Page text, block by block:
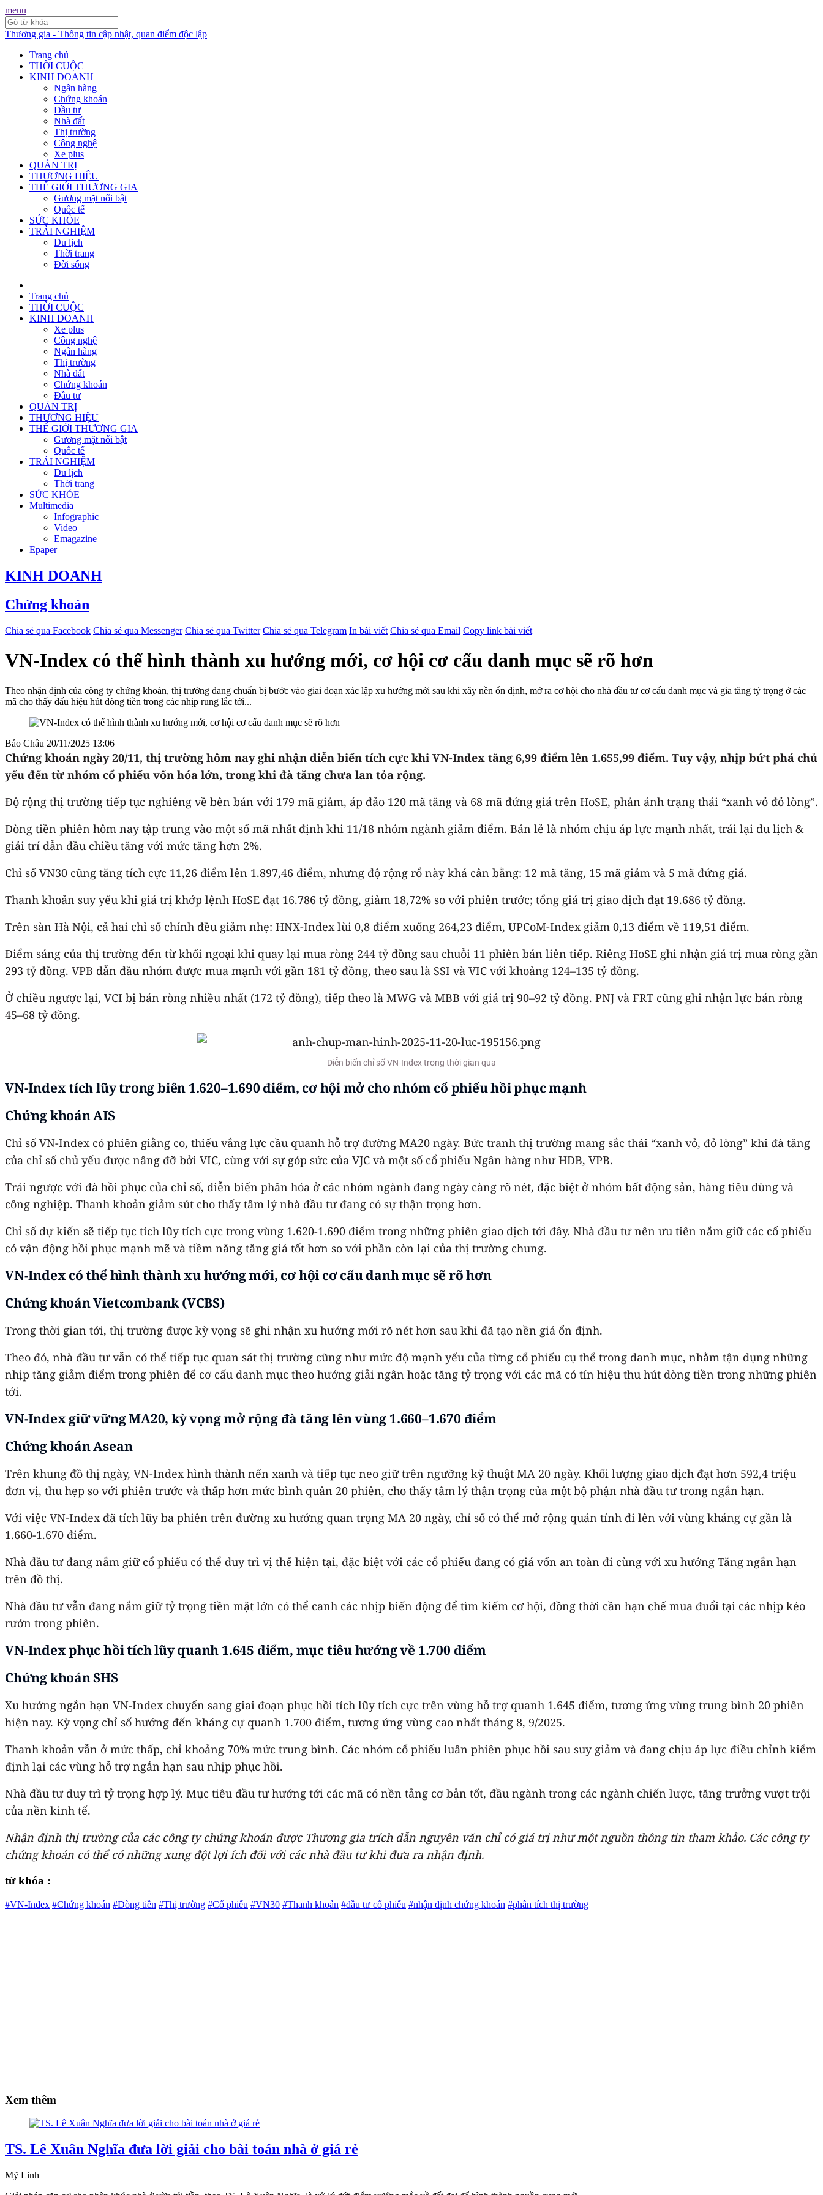
menu
Thương gia - Thông tin cập nhật, quan điểm độc lập
Trang chủ
THỜI CUỘC
KINH DOANH
Ngân hàng
Chứng khoán
Đầu tư
Nhà đất
Thị trường
Công nghệ
Xe plus
QUẢN TRỊ
THƯƠNG HIỆU
THẾ GIỚI THƯƠNG GIA
Gương mặt nổi bật
Quốc tế
SỨC KHỎE
TRẢI NGHIỆM
Du lịch
Thời trang
Đời sống
Trang chủ
THỜI CUỘC
KINH DOANH
Xe plus
Công nghệ
Ngân hàng
Thị trường
Nhà đất
Chứng khoán
Đầu tư
QUẢN TRỊ
THƯƠNG HIỆU
THẾ GIỚI THƯƠNG GIA
Gương mặt nổi bật
Quốc tế
TRẢI NGHIỆM
Du lịch
Thời trang
SỨC KHỎE
Multimedia
Infographic
Video
Emagazine
Epaper
KINH DOANH
Chứng khoán
Chia sẻ qua Facebook Chia sẻ qua Messenger Chia sẻ qua Twitter Chia sẻ qua Telegram In bài viết Chia sẻ qua Email Copy link bài viết
VN-Index có thể hình thành xu hướng mới, cơ hội cơ cấu danh mục sẽ rõ hơn
Theo nhận định của công ty chứng khoán, thị trường đang chuẩn bị bước vào giai đoạn xác lập xu hướng mới sau khi xây nền ổn định, mở ra cơ hội cho nhà đầu tư cơ cấu danh mục và gia tăng tỷ trọng ở các
mã cho thấy dấu hiệu hút dòng tiền trong các nhịp rung lắc tới...
Bảo Châu 20/11/2025 13:06
Chứng khoán ngày 20/11, thị trường hôm nay ghi nhận diễn biến tích cực khi VN-Index tăng 6,99 điểm lên 1.655,99 điểm. Tuy vậy, nhịp bứt phá chủ
yếu đến từ nhóm cổ phiếu vốn hóa lớn, trong khi đà tăng chưa lan tỏa rộng.
Độ rộng thị trường tiếp tục nghiêng về bên bán với 179 mã giảm, áp đảo 120 mã tăng và 68 mã đứng giá trên HoSE, phản ánh trạng thái “xanh vỏ đỏ lòng”.
Dòng tiền phiên hôm nay tập trung vào một số mã nhất định khi 11/18 nhóm ngành giảm điểm. Bán lẻ là nhóm chịu áp lực mạnh nhất, trái lại du lịch &
giải trí dẫn đầu chiều tăng với mức tăng hơn 2%.
Chỉ số VN30 cũng tăng tích cực 11,26 điểm lên 1.897,46 điểm, nhưng độ rộng rổ này khá cân bằng: 12 mã tăng, 15 mã giảm và 5 mã đứng giá.
Thanh khoản suy yếu khi giá trị khớp lệnh HoSE đạt 16.786 tỷ đồng, giảm 18,72% so với phiên trước; tổng giá trị giao dịch đạt 19.686 tỷ đồng.
Trên sàn Hà Nội, cả hai chỉ số chính đều giảm nhẹ: HNX-Index lùi 0,8 điểm xuống 264,23 điểm, UPCoM-Index giảm 0,13 điểm về 119,51 điểm.
Điểm sáng của thị trường đến từ khối ngoại khi quay lại mua ròng 244 tỷ đồng sau chuỗi 11 phiên bán liên tiếp. Riêng HoSE ghi nhận giá trị mua ròng gần
293 tỷ đồng. VPB dẫn đầu nhóm được mua mạnh với gần 181 tỷ đồng, theo sau là SSI và VIC với khoảng 124–135 tỷ đồng.
Ở chiều ngược lại, VCI bị bán ròng nhiều nhất (172 tỷ đồng), tiếp theo là MWG và MBB với giá trị 90–92 tỷ đồng. PNJ và FRT cũng ghi nhận lực bán ròng
45–68 tỷ đồng.
Diễn biến chỉ số VN-Index trong thời gian qua
VN-Index tích lũy trong biên 1.620–1.690 điểm, cơ hội mở cho nhóm cổ phiếu hồi phục mạnh
Chứng khoán AIS
Chỉ số VN-Index có phiên giằng co, thiếu vắng lực cầu quanh hỗ trợ đường MA20 ngày. Bức tranh thị trường mang sắc thái “xanh vỏ, đỏ lòng” khi đà tăng
của chỉ số chủ yếu được nâng đỡ bởi VIC, cùng với sự góp sức của VJC và một số cổ phiếu Ngân hàng như HDB, VPB.
Trái ngược với đà hồi phục của chỉ số, diễn biến phân hóa ở các nhóm ngành đang ngày càng rõ nét, đặc biệt ở nhóm bất động sản, hàng tiêu dùng và
công nghiệp. Thanh khoản giảm sút cho thấy tâm lý nhà đầu tư đang có sự thận trọng hơn.
Chỉ số dự kiến sẽ tiếp tục tích lũy tích cực trong vùng 1.620-1.690 điểm trong những phiên giao dịch tới đây. Nhà đầu tư nên ưu tiên nắm giữ các cổ phiếu
có vận động hồi phục mạnh mẽ và tiềm năng tăng giá tốt hơn so với phần còn lại của thị trường chung.
VN-Index có thể hình thành xu hướng mới, cơ hội cơ cấu danh mục sẽ rõ hơn
Chứng khoán Vietcombank (VCBS)
Trong thời gian tới, thị trường được kỳ vọng sẽ ghi nhận xu hướng mới rõ nét hơn sau khi đã tạo nền giá ổn định.
Theo đó, nhà đầu tư vẫn có thể tiếp tục quan sát thị trường cũng như mức độ mạnh yếu của từng cổ phiếu cụ thể trong danh mục, nhằm tận dụng những
nhịp tăng giảm điểm trong phiên để cơ cấu danh mục theo hướng giải ngân hoặc tăng tỷ trọng với các mã có tín hiệu thu hút dòng tiền trong những phiên
tới.
VN-Index giữ vững MA20, kỳ vọng mở rộng đà tăng lên vùng 1.660–1.670 điểm
Chứng khoán Asean
Trên khung đồ thị ngày, VN-Index hình thành nến xanh và tiếp tục neo giữ trên ngưỡng kỹ thuật MA 20 ngày. Khối lượng giao dịch đạt hơn 592,4 triệu
đơn vị, thu hẹp so với phiên trước và thấp hơn mức bình quân 20 phiên, cho thấy tâm lý thận trọng của một bộ phận nhà đầu tư trong ngắn hạn.
Với việc VN-Index đã tích lũy ba phiên trên đường xu hướng quan trọng MA 20 ngày, chỉ số có thể mở rộng quán tính đi lên với vùng kháng cự gần là
1.660-1.670 điểm.
Nhà đầu tư đang nắm giữ cổ phiếu có thể duy trì vị thế hiện tại, đặc biệt với các cổ phiếu đang có giá vốn an toàn đi cùng với xu hướng Tăng ngắn hạn
trên đồ thị.
Nhà đầu tư vẫn đang nắm giữ tỷ trọng tiền mặt lớn có thể canh các nhịp biến động để tìm kiếm cơ hội, đồng thời cần hạn chế mua đuổi tại các nhịp kéo
rướn trong phiên.
VN-Index phục hồi tích lũy quanh 1.645 điểm, mục tiêu hướng về 1.700 điểm
Chứng khoán SHS
Xu hướng ngắn hạn VN-Index chuyển sang giai đoạn phục hồi tích lũy tích cực trên vùng hỗ trợ quanh 1.645 điểm, tương ứng vùng trung bình 20 phiên
hiện nay. Kỳ vọng chỉ số hướng đến kháng cự quanh 1.700 điểm, tương ứng vùng cao nhất tháng 8, 9/2025.
Thanh khoản vẫn ở mức thấp, chỉ khoảng 70% mức trung bình. Các nhóm cổ phiếu luân phiên phục hồi sau suy giảm và đang chịu áp lực điều chỉnh kiểm
định lại các vùng hỗ trợ ngắn hạn sau nhịp phục hồi.
Nhà đầu tư duy trì tỷ trọng hợp lý. Mục tiêu đầu tư hướng tới các mã có nền tảng cơ bản tốt, đầu ngành trong các ngành chiến lược, tăng trưởng vượt trội
của nền kinh tế.
Nhận định thị trường của các công ty chứng khoán được Thương gia trích dẫn nguyên văn chỉ có giá trị như một nguồn thông tin tham khảo. Các công ty
chứng khoán có thể có những xung đột lợi ích đối với các nhà đầu tư khi đưa ra nhận định.
từ khóa :
#VN-Index #Chứng khoán #Dòng tiền #Thị trường #Cổ phiếu #VN30 #Thanh khoản #đầu tư cổ phiếu #nhận định chứng khoán #phân tích thị trường
Xem thêm
TS. Lê Xuân Nghĩa đưa lời giải cho bài toán nhà ở giá rẻ
Mỹ Linh